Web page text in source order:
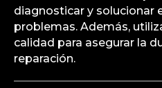
La reparación de una
implicar el reemplazo de
soldadura de pequeñas
graves, el reemplazo del